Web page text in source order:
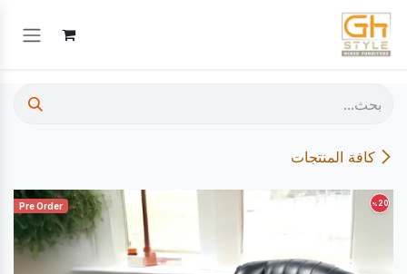
تخطي للذهاب إلى المحتوى
كافة المنتجات
Pre Order 20
%